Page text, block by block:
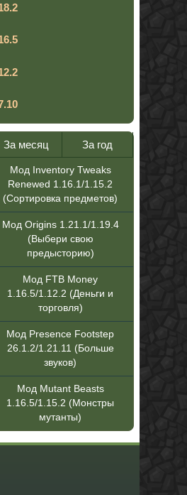
За месяц За год
Мод Inventory Tweaks
Renewed 1.16.1/1.15.2
(Сортировка предметов)
Мод Origins 1.21.1/1.19.4
(Выбери свою
предысторию)
Мод FTB Money
1.16.5/1.12.2 (Деньги и
торговля)
Мод Presence Footstep
26.1.2/1.21.11 (Больше
звуков)
Мод Mutant Beasts
1.16.5/1.15.2 (Монстры
мутанты)